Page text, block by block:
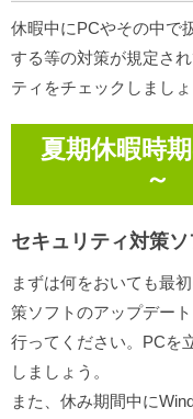
休暇中にPCやその中で
する等の対策が規定さ
ティをチェックしましょ
夏期休暇時
～
セキュリティ対策
まずは何をおいても最
策ソフトのアップデー
行ってください。PCを
しましょう。
また、休み期間中に